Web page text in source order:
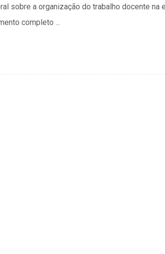
sobre a organização do trabalho docente na
completo ...